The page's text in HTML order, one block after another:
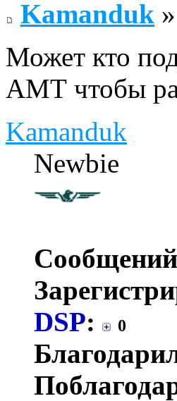
Kamanduk
Может кто
АМТ чтобы
Kamanduk
Newbie
DSP: 0